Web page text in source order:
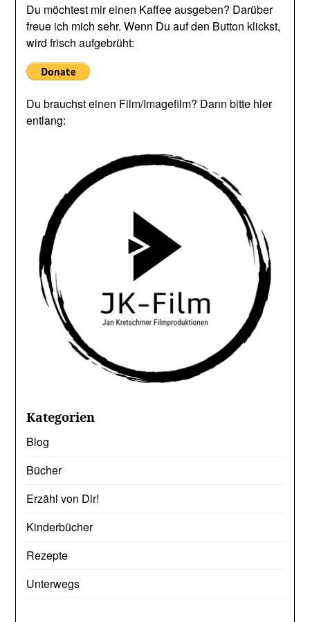
Du möchtest mir einen Kaffee ausgeben? Darüber
freue ich mich sehr. Wenn Du auf den Button klickst,
wird frisch aufgebrüht:
Du brauchst einen Film/Imagefilm? Dann bitte hier
entlang:
Kategorien
Blog
Bücher
Erzähl von Dir!
Kinderbücher
Rezepte
Unterwegs